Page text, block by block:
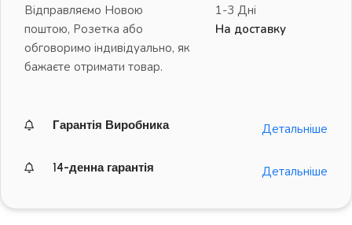
Відправляємо Новою
поштою, Розетка або
обговоримо індивідуально, як
бажаєте отримати товар.
1-3 Дні
На доставку
Гарантія Виробника Детальніше
14-денна гарантія Детальніше